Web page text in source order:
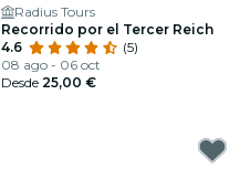
Radius Tours
Recorrido por el Tercer Reich
4.6
(5)
08 ago - 06 oct
Desde 25,00 €